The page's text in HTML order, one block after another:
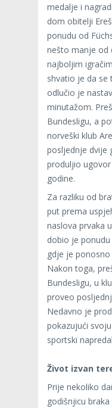
medalje i
dom obitelji
ponudu od
nešto manje od
najboljim
shvatio je da se
odlučio je
minutažom.
Bundesligu, a
norveški klub
posljednje dvije
produljio
godine.
Za razliku od
put prema
naslova prvaka
dobio je
gdje je
Nakon toga,
Bundesligu, u
proveo
Nedavno je
pokazujući
sportski
Život izvan
Prije nekoliko
godišnjicu